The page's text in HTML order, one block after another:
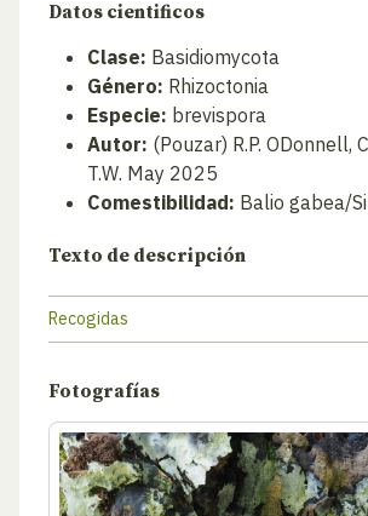
Datos cientificos
Clase: Basidiomycota
Género: Rhizoctonia
Especie: brevispora
Autor: (Pouzar) R.P. ODonnell,
T.W. May 2025
Comestibilidad: Balio gabea/
Texto de descripción
Recogidas
Fotografías